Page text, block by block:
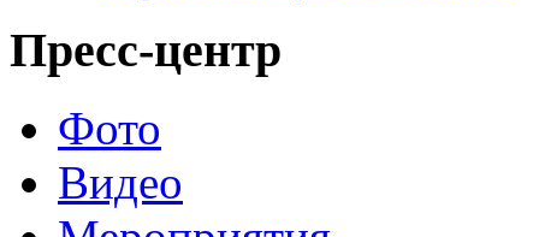
Пресс-центр
Фото
Видео